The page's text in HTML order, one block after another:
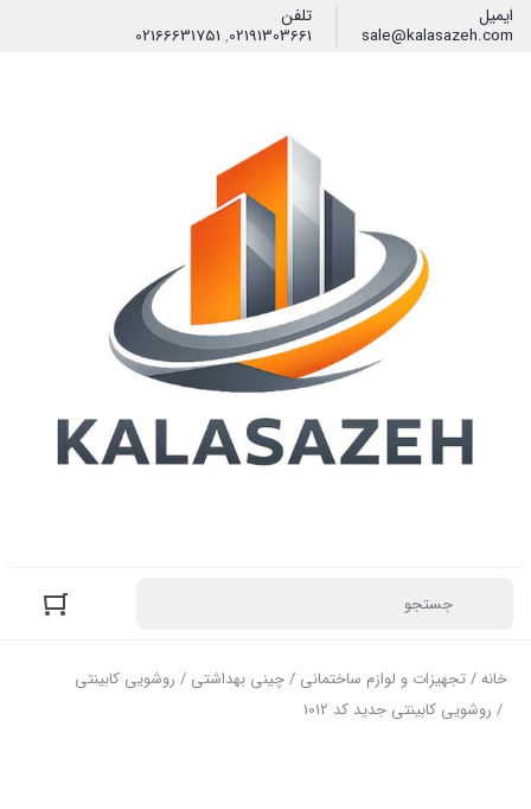
ایمیل
sale@kalasazeh.com
تلفن
02191303661
,
02166631751
خانه/تجهیزات و لوازم ساختمانی /چینی بهداشتی / روشویی کابینتی
/ روشویی کابینتی جدید کد 1012